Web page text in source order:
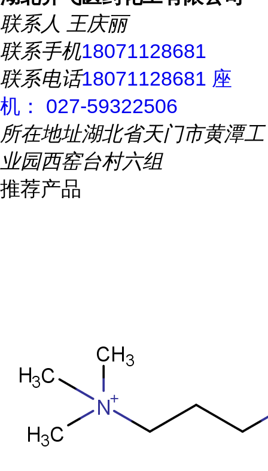
联系人 王庆丽
联系手机18071128681
联系电话18071128681 座
机： 027-59322506
所在地址湖北省天门市黄潭工
业园西窑台村六组
推荐产品